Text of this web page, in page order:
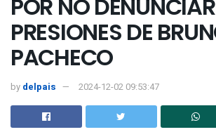
POR NO DENUNCIAR
PRESIONES DE
PACHECO
by delpais 2024-12-02 09:53:47